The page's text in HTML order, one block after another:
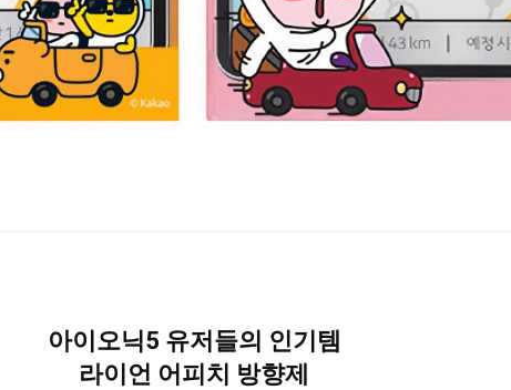
아이오닉5 유저들의 인기템
라이언 어피치 방향제